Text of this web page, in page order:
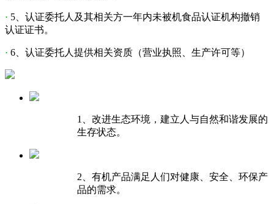
· 5、认证委托人及其相关方一年内未被机食品认证机构撤销
认证证书。
· 6、认证委托人提供相关资质（营业执照、生产许可等）
1、改进生态环境，建立人与自然和谐发展的
生存状态。
2、有机产品满足人们对健康、安全、环保产
品的需求。